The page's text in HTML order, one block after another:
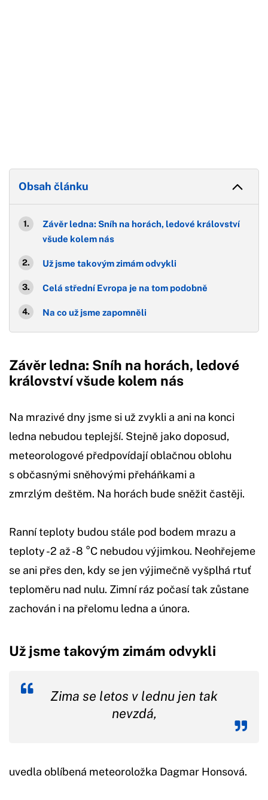
Obsah článku
Závěr ledna: Sníh na horách, ledové království
všude kolem nás
Už jsme takovým zimám odvykli
Celá střední Evropa je na tom podobně
Na co už jsme zapomněli
Závěr ledna: Sníh na horách, ledové
království všude kolem nás
Na mrazivé dny jsme si už zvykli a ani na konci
ledna nebudou teplejší. Stejně jako doposud,
meteorologové předpovídají oblačnou oblohu
s občasnými sněhovými přeháňkami a
zmrzlým deštěm. Na horách bude sněžit častěji.
Ranní teploty budou stále pod bodem mrazu a
teploty -2 až -8 °C nebudou výjimkou. Neohřejeme
se ani přes den, kdy se jen výjimečně vyšplhá rtuť
teploměru nad nulu. Zimní ráz počasí tak zůstane
zachován i na přelomu ledna a února.
Už jsme takovým zimám odvykli
Zima se letos v lednu jen tak
nevzdá,
uvedla oblíbená meteoroložka Dagmar Honsová.